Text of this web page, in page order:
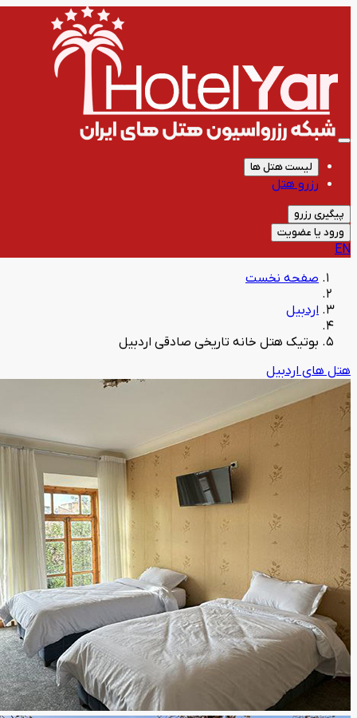
لیست هتل ها
رزرو هتل
پیگیری رزرو
ورود یا عضویت
EN
صفحه نخست
اردبیل
بوتیک هتل خانه تاریخی صادقی اردبیل
هتل های اردبیل